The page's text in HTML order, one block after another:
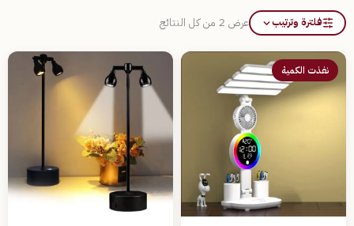
فلترة وترتيب عرض ⁦2⁩ من كل النتائج
نفذت الكمية